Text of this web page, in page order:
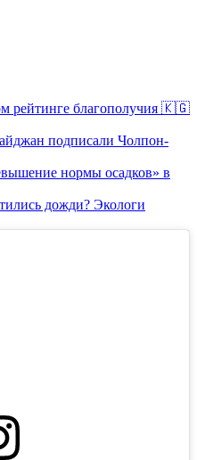
благополучия 🇰🇬
подписали Чолпон-
нормы осадков» в
дожди? Экологи